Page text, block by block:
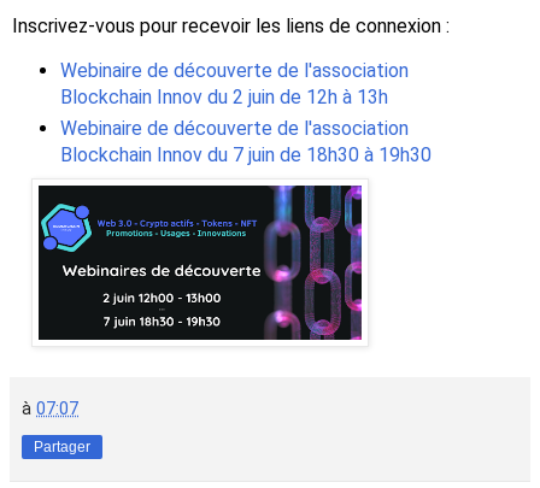
Inscrivez-vous pour recevoir les liens de connexion :
Webinaire de découverte de l'association
Blockchain Innov du 2 juin de 12h à 13h
Webinaire de découverte de l'association
Blockchain Innov du 7 juin de 18h30 à 19h30
à 07:07
Partager